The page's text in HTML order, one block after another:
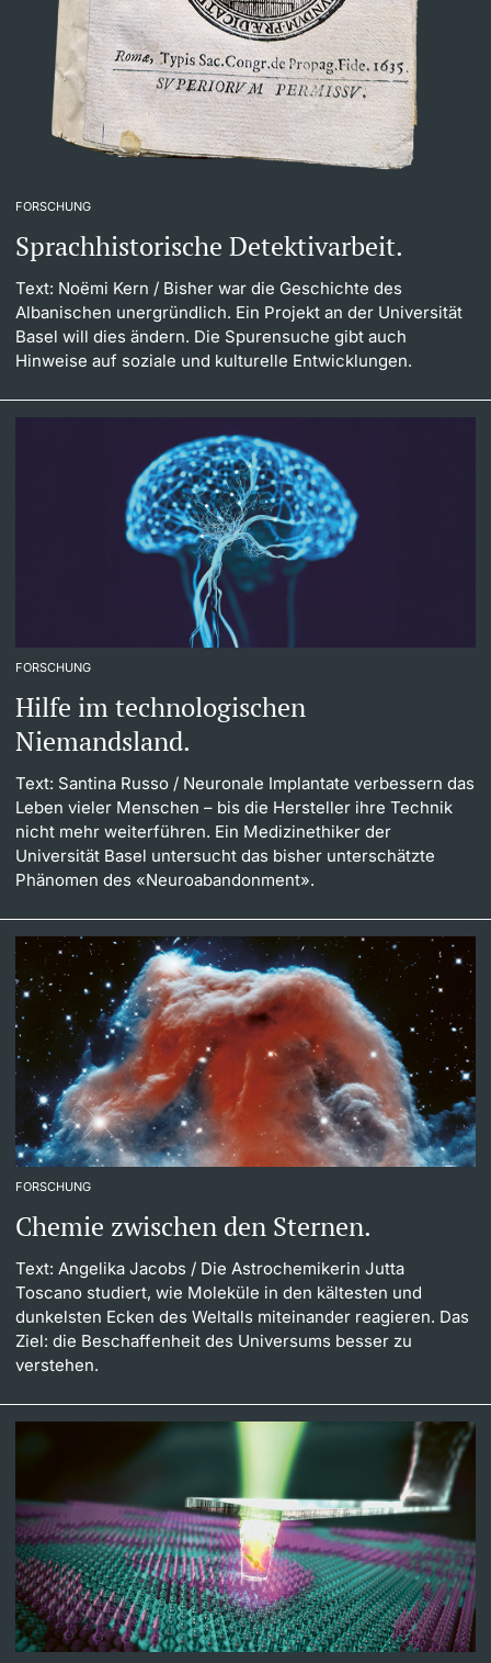
Dozierende
FORSCHUNG
Sprachhistorische Detektivarbeit.
Text: Noëmi Kern / Bisher war die Geschichte des
Albanischen unergründlich. Ein Projekt an der Universität
Basel will dies ändern. Die Spurensuche gibt auch
Hinweise auf soziale und kulturelle Entwicklungen.
FORSCHUNG
Hilfe im technologischen
Niemandsland.
Text: Santina Russo / Neuronale Implantate verbessern das
Leben vieler Menschen – bis die Hersteller ihre Technik
nicht mehr weiterführen. Ein Medizinethiker der
Universität Basel untersucht das bisher unterschätzte
Phänomen des «Neuroabandonment».
FORSCHUNG
Chemie zwischen den Sternen.
Text: Angelika Jacobs / Die Astrochemikerin Jutta
Toscano studiert, wie Moleküle in den kältesten und
dunkelsten Ecken des Weltalls miteinander reagieren. Das
Ziel: die Beschaffenheit des Universums besser zu
verstehen.